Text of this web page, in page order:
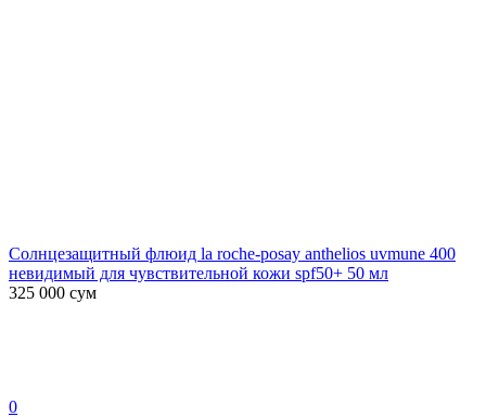
Солнцезащитный флюид la roche-posay anthelios uvmune 400
невидимый для чувствительной кожи spf50+ 50 мл
325 000 сум
0